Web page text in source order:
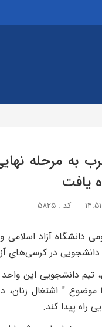
به مرحله
یافت
کد : ۵۸۲۵
دانشگاه آزاد اسلامی
در کرسی‌های
تیم دانشجویی این
موضوع " اشتغال زنان،
راه پیدا کند.